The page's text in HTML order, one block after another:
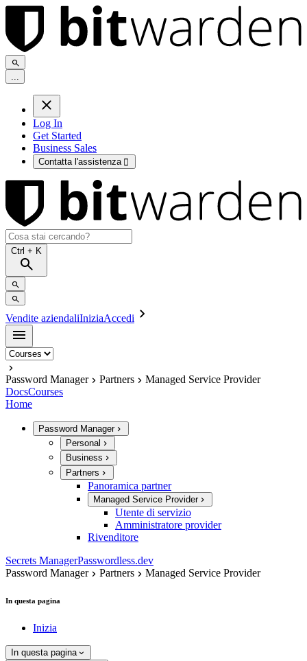
...
Log In
Get Started
Business Sales
Contatta l'assistenza 
Ctrl + K
Vendite aziendaliIniziaAccedi
Password Manager Partners
Managed Service Provider
DocsCourses
Home
Password Manager
Personal
Business
Partners
Panoramica partner
Managed Service Provider
Utente di servizio
Amministratore provider
Rivenditore
Secrets ManagerPasswordless.dev
Password Manager
Partners Managed Service Provider
In questa pagina
Inizia
In questa pagina